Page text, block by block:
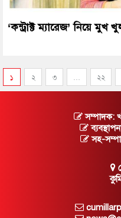
‘কন্ট্রাক্ট ম্যারেজ’ নিয়ে
১ ২ ৩ … ২২
সম্পাদক:
সহ-